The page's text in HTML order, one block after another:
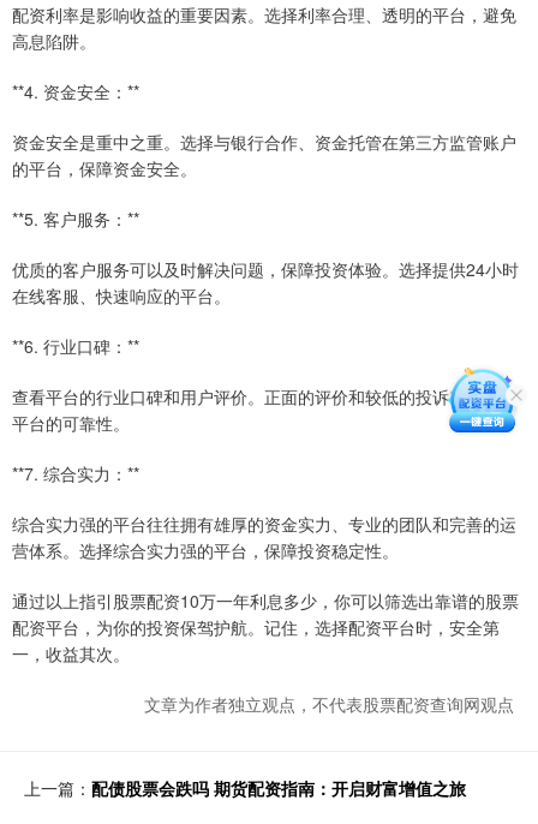
配资利率是影响收益的重要因素。选择利率合理、透明的平台，避免
高息陷阱。
**4. 资金安全：**
资金安全是重中之重。选择与银行合作、资金托管在第三方监管账户
的平台，保障资金安全。
**5. 客户服务：**
优质的客户服务可以及时解决问题，保障投资体验。选择提供24小时
在线客服、快速响应的平台。
**6. 行业口碑：**
查看平台的行业口碑和用户评价。正面的评价和较低的投诉率反映了
平台的可靠性。
**7. 综合实力：**
综合实力强的平台往往拥有雄厚的资金实力、专业的团队和完善的运
营体系。选择综合实力强的平台，保障投资稳定性。
通过以上指引股票配资10万一年利息多少，你可以筛选出靠谱的股票
配资平台，为你的投资保驾护航。记住，选择配资平台时，安全第
一，收益其次。
文章为作者独立观点，不代表股票配资查询网观点
上一篇： 配债股票会跌吗 期货配资指南：开启财富增值之旅